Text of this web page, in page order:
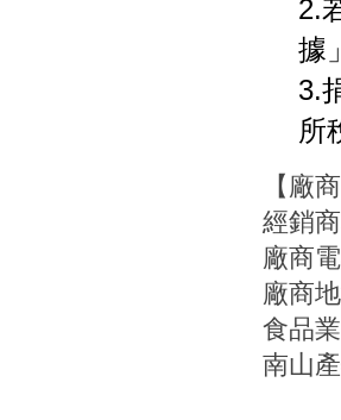
2.
據
3.
所
【廠
經銷
廠商
廠商
食品
南山